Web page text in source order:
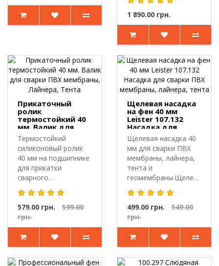
1 890.00 грн.
Прикаточный
ролик
термостойкий 40
мм. Валик для
сварки ПВХ
мембраны,
Лайнера, Тента
Термостойкий
силиконовый ролик
40 мм на подшипнике
для прикатки
сварного
шва.Прикаточный
ролик предн..
579.00 грн.
599.00
грн.
Щелевая насадка
на фен 40 мм
Leister 107.132
Насадка для
сварки ПВХ
мембраны,
лайнера, тента
Щелевая насадка 40
мм для сварки ПВХ
мембраны, лайнера,
тента и
геомембраны.Щелевая
насадка Leister ..
499.00 грн.
549.00
грн.